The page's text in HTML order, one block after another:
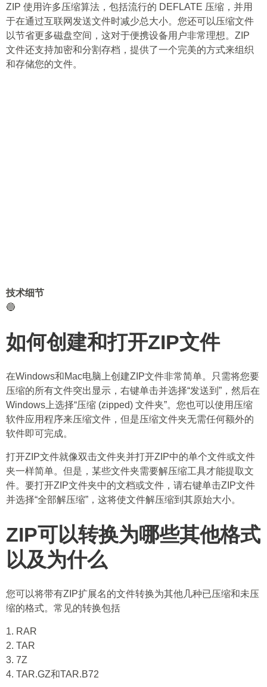
ZIP 使用许多压缩算法，包括流行的 DEFLATE 压缩，并用
于在通过互联网发送文件时减少总大小。您还可以压缩文件
以节省更多磁盘空间，这对于便携设备用户非常理想。ZIP
文件还支持加密和分割存档，提供了一个完美的方式来组织
和存储您的文件。
技术细节
🔵
如何创建和打开ZIP文件
在Windows和Mac电脑上创建ZIP文件非常简单。只需将您要
压缩的所有文件突出显示，右键单击并选择“发送到”，然后在
Windows上选择“压缩 (zipped) 文件夹”。您也可以使用压缩
软件应用程序来压缩文件，但是压缩文件夹无需任何额外的
软件即可完成。
打开ZIP文件就像双击文件夹并打开ZIP中的单个文件或文件
夹一样简单。但是，某些文件夹需要解压缩工具才能提取文
件。要打开ZIP文件夹中的文档或文件，请右键单击ZIP文件
并选择“全部解压缩”，这将使文件解压缩到其原始大小。
ZIP可以转换为哪些其他格式
以及为什么
您可以将带有ZIP扩展名的文件转换为其他几种已压缩和未压
缩的格式。常见的转换包括
1. RAR
2. TAR
3. 7Z
4. TAR.GZ和TAR.B72